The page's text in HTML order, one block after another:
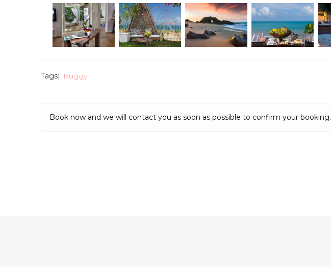
Tags: Buggy
Book now and we will contact you as soon as possible to confirm your booking.